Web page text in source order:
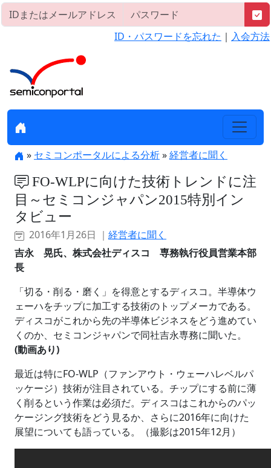
ID・パスワードを忘れた ｜ 入会方法
» セミコンポータルによる分析»経営者に聞く
FO-WLPに向けた技術トレンドに注
目～セミコンジャパン2015特別イン
タビュー
2016年1月26日 ｜ 経営者に聞く
吉永 晃氏、株式会社ディスコ 専務執行役員営業本部
長
「切る・削る・磨く」を得意とするディスコ。半導体ウ
ェーハをチップに加工する技術のトップメーカである。
ディスコがこれから先の半導体ビジネスをどう進めてい
くのか、セミコンジャパンで同社吉永専務に聞いた。
(動画あり)
最近は特にFO-WLP（ファンアウト・ウェーハレベルパ
ッケージ）技術が注目されている。チップにする前に薄
く削るという作業は必須だ。ディスコはこれからのパッ
ケージング技術をどう見るか、さらに2016年に向けた
展望についても語っている。（撮影は2015年12月）